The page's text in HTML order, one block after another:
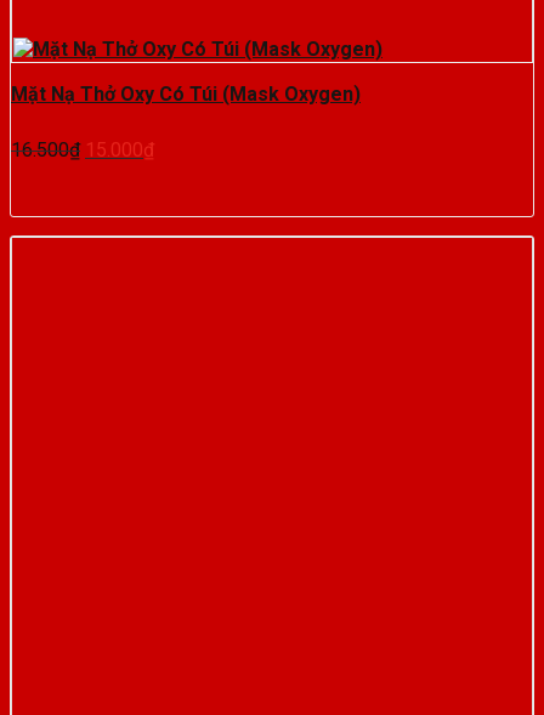
Mặt Nạ Thở Oxy Có Túi (Mask Oxygen)
16.500₫ Giá
16.500₫.
15.000₫Giá
là:
15.000₫.